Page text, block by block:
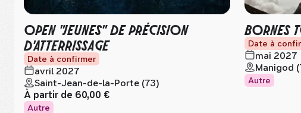
OPEN "JEUNES" DE PRÉCISION
D'ATTERRISSAGE
Date à confirmer
avril 2027
Saint-Jean-de-la-Porte (73)
À partir de 60,00 €
Autre
BORNES
Date à
mai 2027
Manigod
Autre